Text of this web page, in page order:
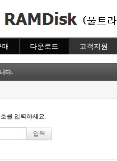
매 다운로드 고객지원
질문하기
다.
를 입력하세요.